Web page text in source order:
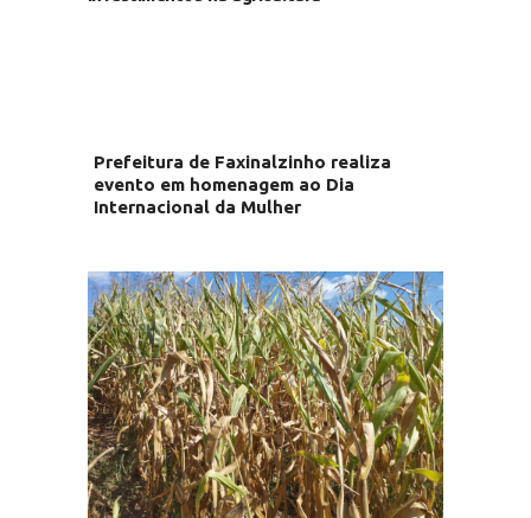
Prefeitura de Faxinalzinho realiza
evento em homenagem ao Dia
Internacional da Mulher